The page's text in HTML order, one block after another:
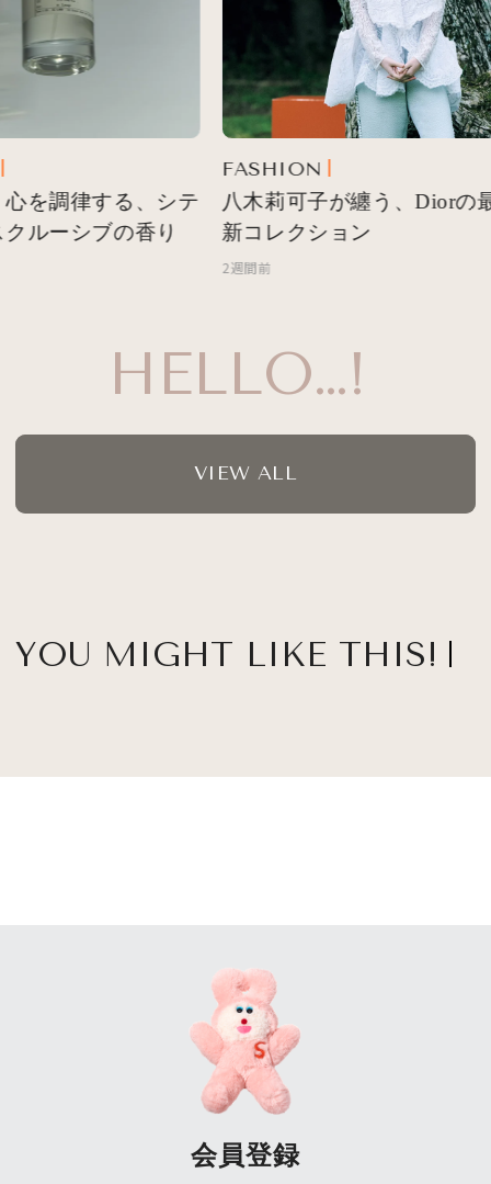
HELLO…!
調律する、シテ
ルーシブの香り
FASHION
八木莉可子が纏う、Diorの最
新コレクション
2週間前
VIEW ALL
YOU MIGHT LIKE THIS!
会員登録